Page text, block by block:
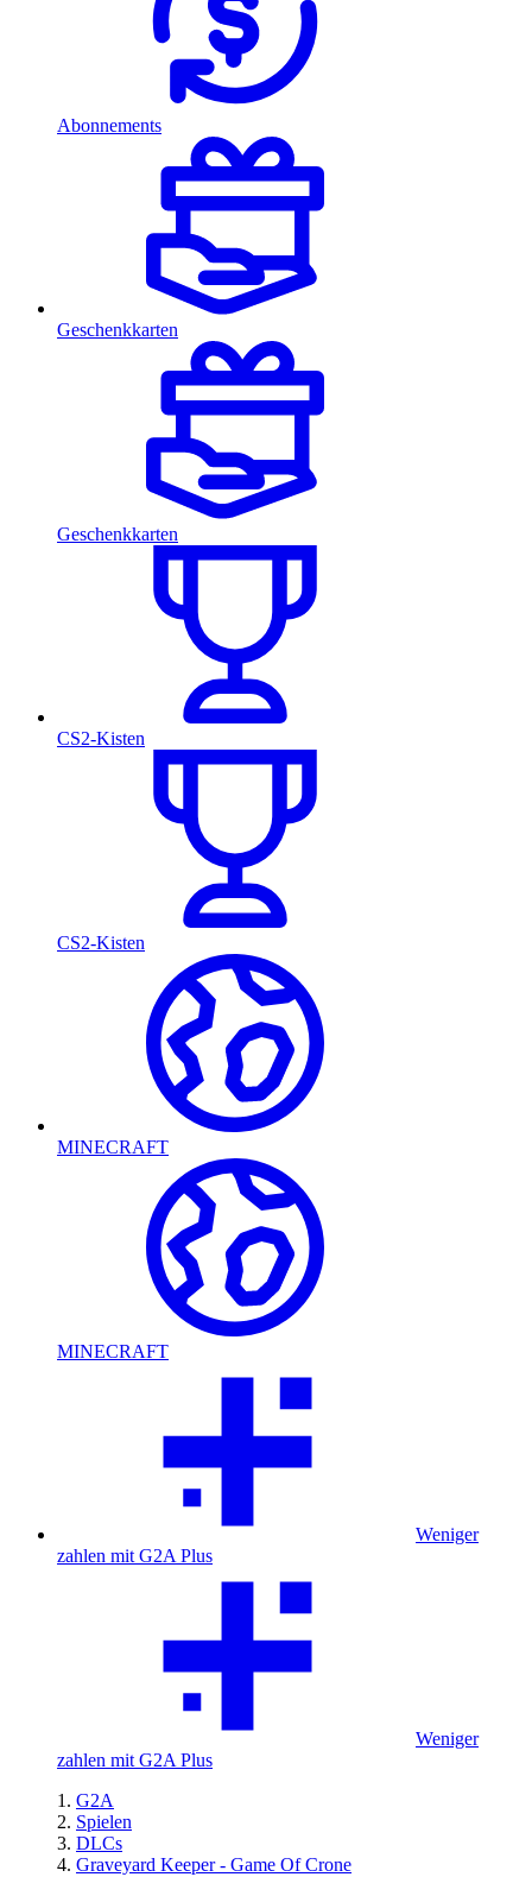
Abonnements
Geschenkkarten
Geschenkkarten
CS2-Kisten
CS2-Kisten
MINECRAFT
MINECRAFT
Weniger
zahlen mit G2A Plus
Weniger
zahlen mit G2A Plus
G2A
Spielen
DLCs
Graveyard Keeper - Game Of Crone